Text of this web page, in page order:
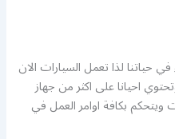
حياتنا لذا تعمل السيارات الان
احيانا على اكثر من جهاز
بكافة اوامر العمل في